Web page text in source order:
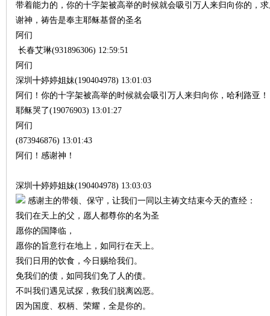
带着能力的，你的十字架被高举的时候就会吸引万人来归向你的，
谢神，祷告是奉主耶稣基督的圣名
阿们
长春艾琳(931896306) 12:59:51
阿们
深圳╋婷婷姐妹(190404978) 13:01:03
阿们！你的十字架被高举的时候就会吸引万人来归向你，哈利路亚！
耶稣哭了(19076903) 13:01:27
阿们
(873946876) 13:01:43
阿们！感谢神！
深圳╋婷婷姐妹(190404978) 13:03:03
感谢主的带领、保守，让我们一同以主祷文结束今天的查经：
我们在天上的父，愿人都尊你的名为圣
愿你的国降临，
愿你的旨意行在地上，如同行在天上。
我们日用的饮食，今日赐给我们。
免我们的债，如同我们免了人的债。
不叫我们遇见试探，救我们脱离凶恶。
因为国度、权柄、荣耀，全是你的。